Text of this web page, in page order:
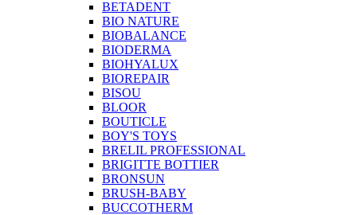
BETADENT
BIO NATURE
BIOBALANCE
BIODERMA
BIOHYALUX
BIOREPAIR
BISOU
BLOOR
BOUTICLE
BOY'S TOYS
BRELIL PROFESSIONAL
BRIGITTE BOTTIER
BRONSUN
BRUSH-BABY
BUCCOTHERM